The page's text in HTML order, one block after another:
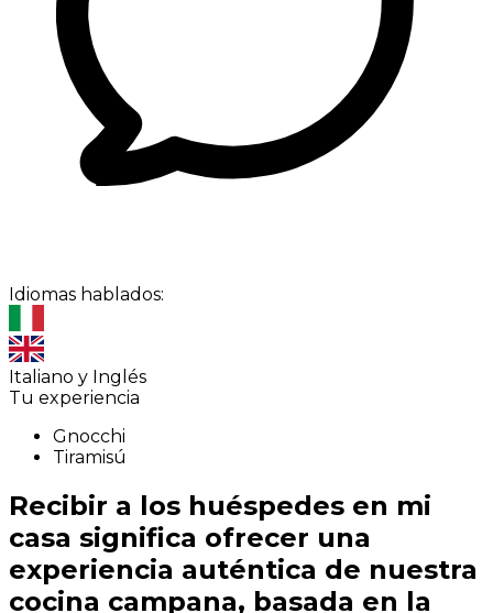
Idiomas hablados:
Italiano y Inglés
Tu experiencia
Gnocchi
Tiramisú
Recibir a los huéspedes en mi
casa significa ofrecer una
experiencia auténtica de nuestra
cocina campana, basada en la